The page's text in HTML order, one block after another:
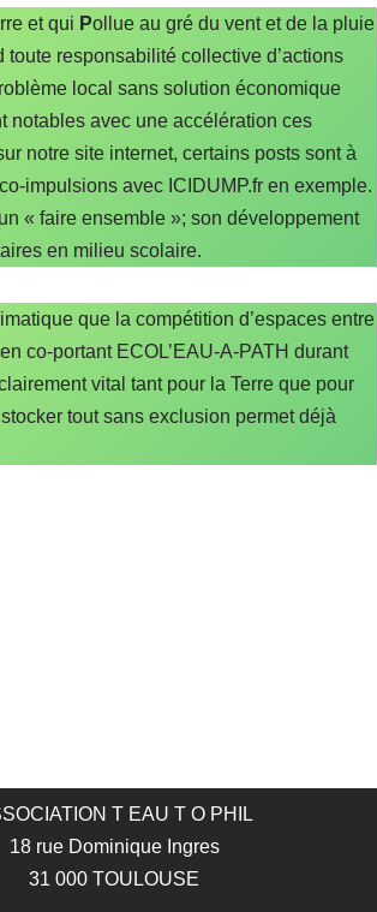
et qui Pollue au gré du vent et de la pluie
toute responsabilité collective d’actions
local sans solution économique
notables avec une accélération ces
notre site internet, certains posts sont à
impulsions avec ICIDUMP.fr en exemple.
« faire ensemble »; son développement
en milieu scolaire.
que la compétition d’espaces entre
co-portant ECOL’EAU-A-PATH durant
vital tant pour la Terre que pour
tout sans exclusion permet déjà
T EAU T O PHIL
18 rue Dominique Ingres
31 000 TOULOUSE